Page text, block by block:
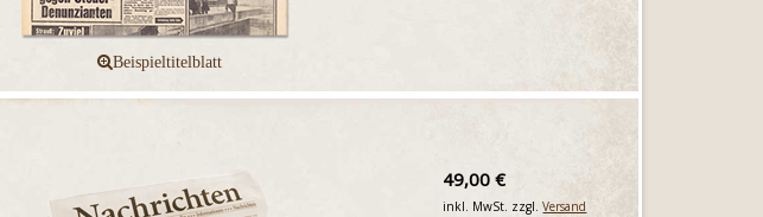
49,00 €
inkl. MwSt. zzgl.Versand